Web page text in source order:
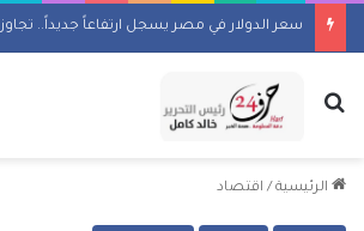
سعر الدولار في مصر يسجل ارتفاعاً جديداً.. تجاوز 50 جنيهاً مجدداً
بحث عن
الرئيسية / اقتصاد